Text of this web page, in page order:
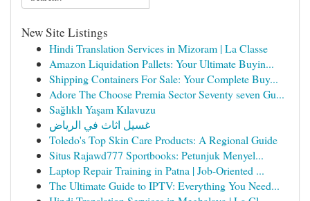
New Site Listings
Hindi Translation Services in Mizoram | La Classe
Amazon Liquidation Pallets: Your Ultimate Buyin...
Shipping Containers For Sale: Your Complete Buy...
Adore The Choose Premia Sector Seventy seven Gu...
Sağlıklı Yaşam Kılavuzu
غسيل اثاث في الرياض
Toledo's Top Skin Care Products: A Regional Guide
Situs Rajawd777 Sportbooks: Petunjuk Menyel...
Laptop Repair Training in Patna | Job-Oriented ...
The Ultimate Guide to IPTV: Everything You Need...